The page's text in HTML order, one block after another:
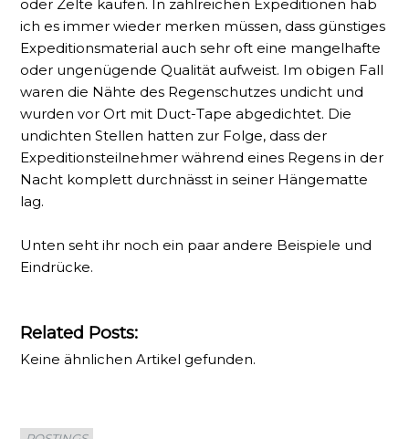
oder Zelte kaufen. In zahlreichen Expeditionen hab
ich es immer wieder merken müssen, dass günstiges
Expeditionsmaterial auch sehr oft eine mangelhafte
oder ungenügende Qualität aufweist. Im obigen Fall
waren die Nähte des Regenschutzes undicht und
wurden vor Ort mit Duct-Tape abgedichtet. Die
undichten Stellen hatten zur Folge, dass der
Expeditionsteilnehmer während eines Regens in der
Nacht komplett durchnässt in seiner Hängematte
lag.
Unten seht ihr noch ein paar andere Beispiele und
Eindrücke.
Related Posts:
Keine ähnlichen Artikel gefunden.
Categories